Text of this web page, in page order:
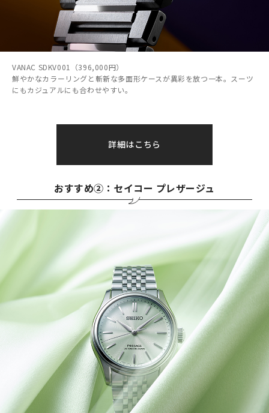
VANAC SDKV001（396,000円）
鮮やかなカラーリングと斬新な多面形ケースが異彩を放つ一本。スーツ
にもカジュアルにも合わせやすい。
詳細はこちら
おすすめ②：セイコー プレザージュ